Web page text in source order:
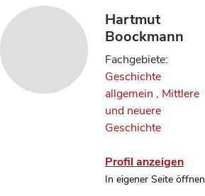
Hartmut
Boockmann
Fachgebiete:
Geschichte
allgemein , Mittlere
und neuere
Geschichte
Profil anzeigen
In eigener Seite öffnen